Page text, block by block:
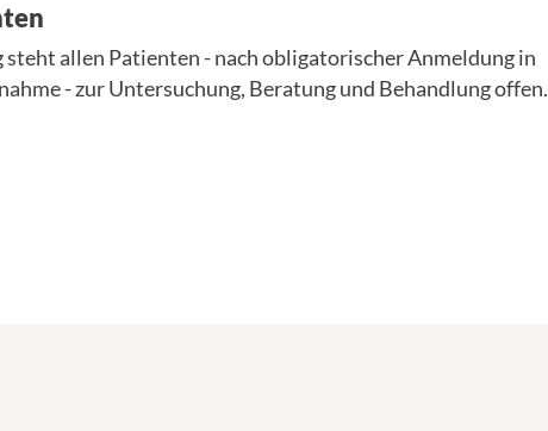
allen Patienten - nach obligatorischer Anmeldung in
- zur Untersuchung, Beratung und Behandlung offen.